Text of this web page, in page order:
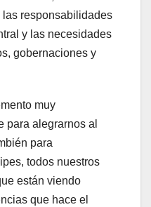
responsabilidades
y las necesidades
gobernaciones y
muy
para alegrarnos al
para
todos nuestros
están viendo
que hace el